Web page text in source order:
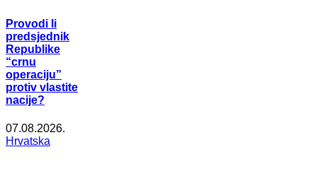
Provodi li
predsjednik
Republike
“crnu
operaciju”
protiv vlastite
nacije?
07.08.2026.
Hrvatska